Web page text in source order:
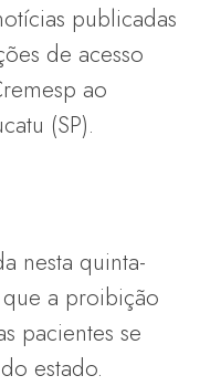
publicadas
de acesso
ao
(SP).
nesta quinta-
a proibição
pacientes se
estado.